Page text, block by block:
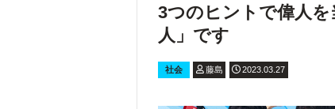
3つのヒントで偉人
人」です
社会 藤島 2023.03.27